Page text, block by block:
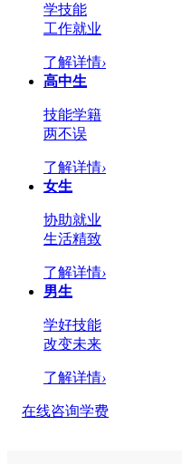
学技能
工作就业
了解详情›
高中生
技能学籍
两不误
了解详情›
女生
协助就业
生活精致
了解详情›
男生
学好技能
改变未来
了解详情›
在线咨询学费